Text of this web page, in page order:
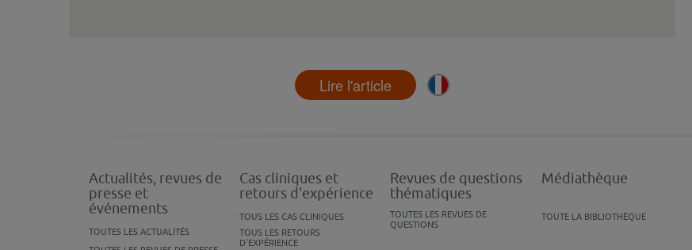
Lire l'article
Actualités, revues de
presse et
événements
TOUTES LES ACTUALITÉS
Cas cliniques et
retours d'expérience
TOUS LES CAS CLINIQUES
TOUS LES RETOURS
D'EXPÉRIENCE
Revues de questions
thématiques
TOUTES LES REVUES DE
QUESTIONS
Médiathèque
TOUTE LA BIBLIOTHÈQUE